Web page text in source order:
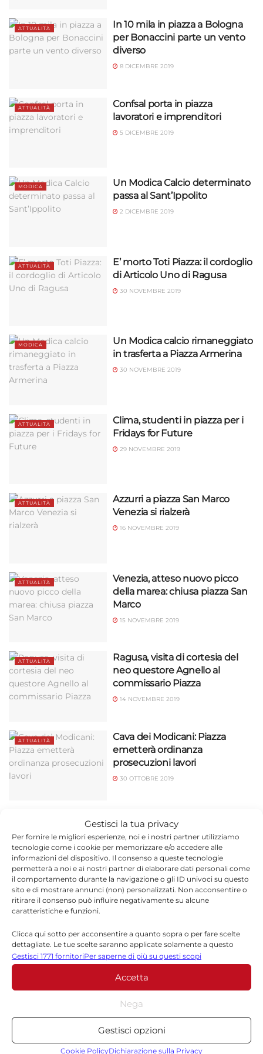
Gestisci la tua privacy
Per fornire le migliori esperienze, noi e i nostri partner utilizziamo
tecnologie come i cookie per memorizzare e/o accedere alle
informazioni del dispositivo. Il consenso a queste tecnologie
permetterà a noi e ai nostri partner di elaborare dati personali come
il comportamento durante la navigazione o gli ID univoci su questo
sito e di mostrare annunci (non) personalizzati. Non acconsentire o
ritirare il consenso può influire negativamente su alcune
caratteristiche e funzioni.
Clicca qui sotto per acconsentire a quanto sopra o per fare scelte
dettagliate. Le tue scelte saranno applicate solamente a questo
sito. È possibile modificare le impostazioni in qualsiasi momento,
compreso il ritiro del consenso, utilizzando i pulsanti della Cookie
Policy o cliccando sul pulsante di gestione del consenso nella parte
inferiore dello schermo.
Statistiche
Archiviare informazioni su dispositivo e/o accedervi, Misurare le
prestazioni degli annunci, Misurare le prestazioni dei contenuti,
Gestisci 1771 fornitoriPer saperne di più su questi scopi
Accetta
Nega
Gestisci opzioni
Cookie PolicyDichiarazione sulla Privacy
ATTUALITÀ
In 10 mila in piazza a Bologna
per Bonaccini parte un vento
diverso
8 DICEMBRE 2019
ATTUALITÀ
Confsal porta in piazza
lavoratori e imprenditori
5 DICEMBRE 2019
MODICA
Un Modica Calcio determinato
passa al Sant’Ippolito
2 DICEMBRE 2019
ATTUALITÀ
E’ morto Toti Piazza: il cordoglio
di Articolo Uno di Ragusa
30 NOVEMBRE 2019
MODICA
Un Modica calcio rimaneggiato
in trasferta a Piazza Armerina
30 NOVEMBRE 2019
ATTUALITÀ
Clima, studenti in piazza per i
Fridays for Future
29 NOVEMBRE 2019
ATTUALITÀ
Azzurri a piazza San Marco
Venezia si rialzerà
16 NOVEMBRE 2019
ATTUALITÀ
Venezia, atteso nuovo picco
della marea: chiusa piazza San
Marco
15 NOVEMBRE 2019
ATTUALITÀ
Ragusa, visita di cortesia del
neo questore Agnello al
commissario Piazza
14 NOVEMBRE 2019
ATTUALITÀ
Cava dei Modicani: Piazza
emetterà ordinanza
prosecuzioni lavori
30 OTTOBRE 2019
Ragusano
27 OTTOBRE 2019
ECONOMIA
Libero Consorzio Ragusa,
Piazza al Liceo Mazzini di
23 OTTOBRE 2019
Centrodestra in piazza, Salvini:
20 OTTOBRE 2019